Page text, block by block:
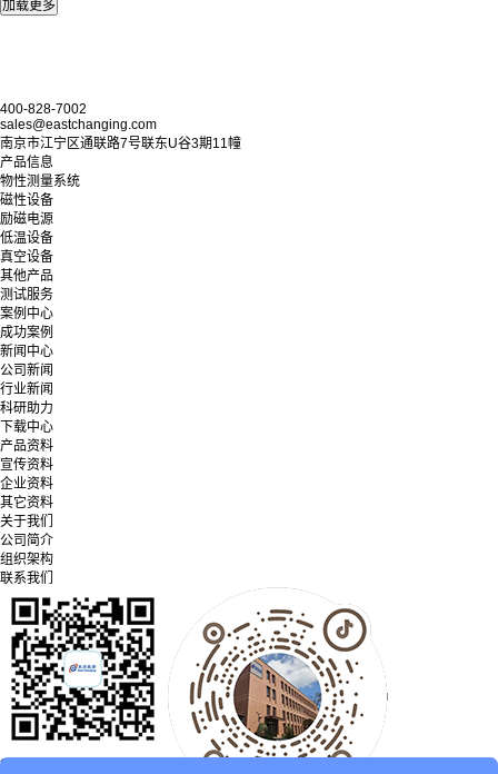
400-828-7002
sales@eastchanging.com
南京市江宁区通联路7号联东U谷3期11幢
产品信息
物性测量系统
磁性设备
励磁电源
低温设备
真空设备
其他产品
测试服务
案例中心
成功案例
新闻中心
公司新闻
行业新闻
科研助力
下载中心
产品资料
宣传资料
企业资料
其它资料
关于我们
公司简介
组织架构
联系我们
微信公众号